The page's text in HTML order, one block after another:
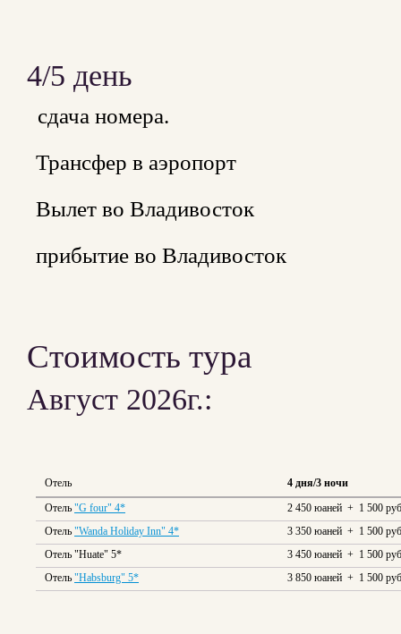
4/5 день
сдача номера.
Трансфер в аэропорт
Вылет во Владивосток
прибытие во Владивосток
Стоимость тура
Август 2026г.:
Отель
4 дня/3 ночи
Отель "G four" 4*
2 450 юаней + 1 500
Отель "Wanda Holiday Inn" 4*
3 350 юаней + 1 500
Отель "Huate" 5*
3 450 юаней + 1 500
Отель "Habsburg" 5* 3 850 юаней + 1 500